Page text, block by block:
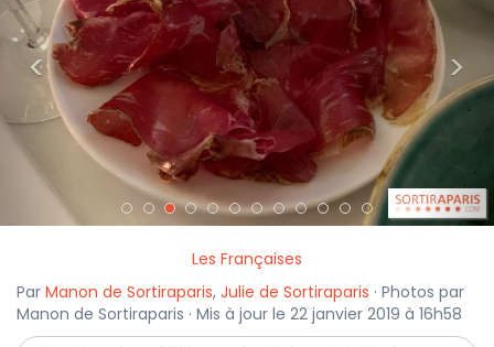
< >
Les Françaises
Par Manon de Sortiraparis, Julie de Sortiraparis · Photos par
Manon de Sortiraparis · Mis à jour le 22 janvier 2019 à 16h58